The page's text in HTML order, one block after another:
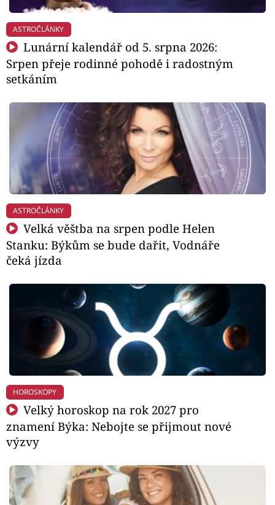
ASTROČLÁNKY
Lunární kalendář od 5. srpna 2026:
Srpen přeje rodinné pohodě i radostným
setkáním
ASTROČLÁNKY
Velká věštba na srpen podle Helen
Stanku: Býkům se bude dařit, Vodnáře
čeká jízda
HOROSKOPY
Velký horoskop na rok 2027 pro
znamení Býka: Nebojte se přijmout nové
výzvy